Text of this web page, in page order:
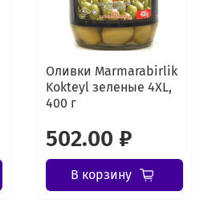
Оливки Marmarabirlik
Kokteyl зеленые 4XL,
400 г
502.00 ₽
В корзину